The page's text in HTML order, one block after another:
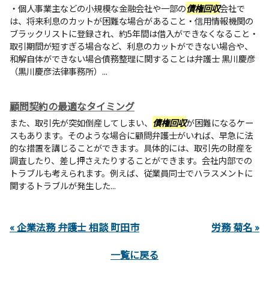
・個人事業主などの小規模な金融会社や一部の債権回収会社で
は、将来利息のカットが困難な場合があること・信用情報機関の
ブラックリストに登録され、約5年間は借入ができなくなること・
取引期間が短すぎる場合など、利息のカットができない場合や、
和解自体ができない場合債務整理に関することは弁護士 黒川慶彦
（黒川慶彦法律事務所）...
顧問契約の最適なタイミング
また、取引先が突如倒産してしまい、 債権回収が困難になるケー
スもあります。そのような場合に顧問弁護士がいれば、早急に法
的な措置を講じることができます。具体的には、取引先の財産を
調査したり、差し押さえたりすることができます。会社内部での
トラブルも考えられます。例えば、従業員同士でハラスメントに
関するトラブルが発生した...
« 企業法務 弁護士 相談 町田市
労務 菊名 »
一覧に戻る